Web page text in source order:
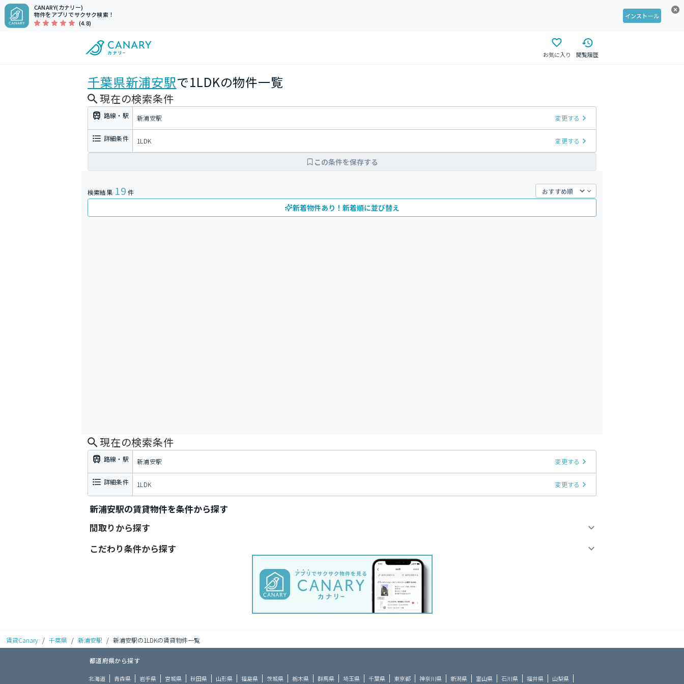
CANARY(カナリー)
物件をアプリでサクサク検索！
(4.8)
インストール
お気に入り 閲覧履歴
千葉県新浦安駅で1LDKの物件一覧
現在の検索条件
路線・駅 新浦安駅 変更する
詳細条件 1LDK 変更する
この条件を保存する
検索結果 19 件
新着物件あり！新着順に並び替え
現在の検索条件
路線・駅 新浦安駅 変更する
詳細条件 1LDK 変更する
新浦安駅の賃貸物件を条件から探す
間取りから探す
こだわり条件から探す
賃貸Canary / 千葉県 / 新浦安駅 / 新浦安駅の1LDKの賃貸物件一覧
都道府県から探す
北海道 青森県 岩手県 宮城県 秋田県 山形県 福島県 茨城県 栃木県 群馬県 埼玉県 千葉県 東京都 神奈川県 新潟県 富山県 石川県 福井県 山梨県